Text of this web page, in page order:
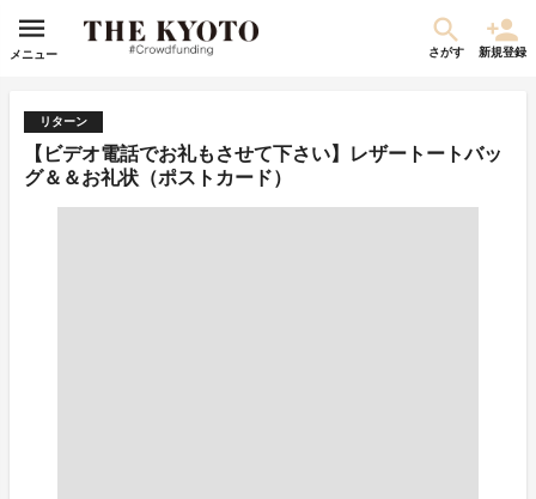
メニュー さがす 新規登録
リターン
【ビデオ電話でお礼もさせて下さい】レザートートバッ
グ＆＆お礼状（ポストカード）